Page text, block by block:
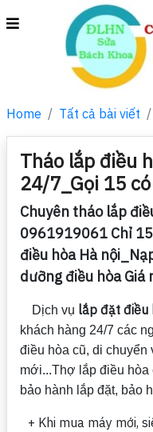
Home Tất cả bài viết
Tháo lắp điều
24/7_Gọi 15
Chuyên tháo lắp
0961919061 Chỉ
điều hòa Hà
dưỡng điều hòa Giá
Dịch vụ lắp đặt điều
khách hàng 24/7 các
điều hòa cũ, di chuyển
mới...Thợ lắp điều hòa
bảo hành lắp đặt, bảo
+ Khi mua máy mới,